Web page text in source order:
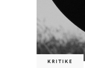
KRITIKE